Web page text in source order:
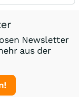
Newsletter
aus der